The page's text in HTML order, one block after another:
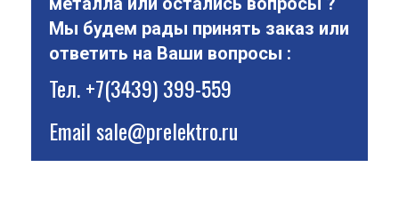
Мы будем рады принять заказ или
ответить на Ваши вопросы :
Тел.+7(3439) 399-559
Emailsale@prelektro.ru